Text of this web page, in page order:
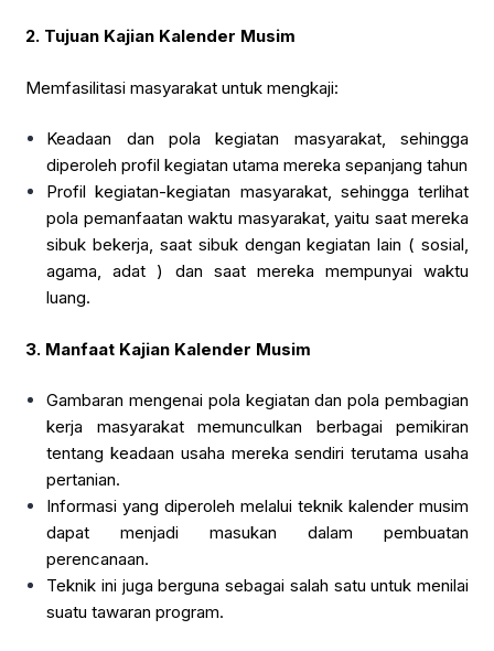
2. Tujuan Kajian Kalender Musim
Memfasilitasi masyarakat untuk mengkaji:
Keadaan dan pola kegiatan masyarakat, sehingga
diperoleh profil kegiatan utama mereka sepanjang tahun
Profil kegiatan-kegiatan masyarakat, sehingga terlihat
pola pemanfaatan waktu masyarakat, yaitu saat mereka
sibuk bekerja, saat sibuk dengan kegiatan lain ( sosial,
agama, adat ) dan saat mereka mempunyai waktu
luang.
3. Manfaat Kajian Kalender Musim
Gambaran mengenai pola kegiatan dan pola pembagian
kerja masyarakat memunculkan berbagai pemikiran
tentang keadaan usaha mereka sendiri terutama usaha
pertanian.
Informasi yang diperoleh melalui teknik kalender musim
dapat menjadi masukan dalam pembuatan
perencanaan.
Teknik ini juga berguna sebagai salah satu untuk menilai
suatu tawaran program.